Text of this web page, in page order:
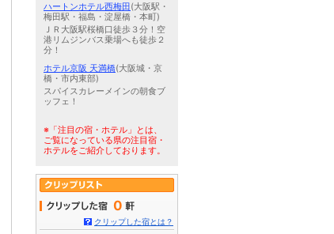
ハートンホテル西梅田(大阪駅・
梅田駅・福島・淀屋橋・本町)
ＪＲ大阪駅桜橋口徒歩３分！空
港リムジンバス乗場へも徒歩２
分！
ホテル京阪 天満橋(大阪城・京
橋・市内東部)
スパイスカレーメインの朝食ブ
ッフェ！
※「注目の宿・ホテル」とは、
ご覧になっている県の注目宿・
ホテルをご紹介しております。
0
クリップした宿とは？